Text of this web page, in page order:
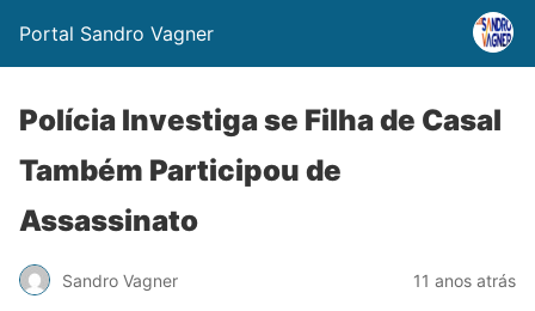
Portal Sandro Vagner
Polícia Investiga se Filha de Casal
Também Participou de
Assassinato
Sandro Vagner 11 anos atrás